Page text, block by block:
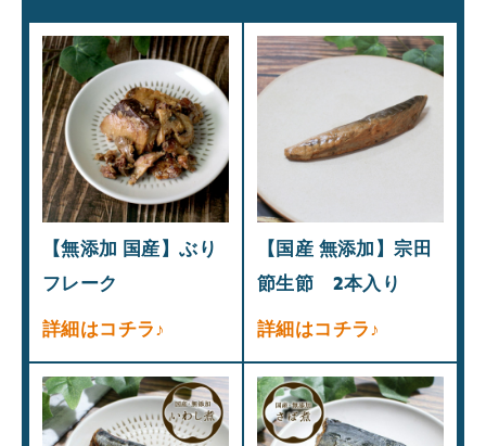
【無添加 国産】ぶり
フレーク
詳細はコチラ♪
【国産 無添加】宗田
節生節 2本入り
詳細はコチラ♪